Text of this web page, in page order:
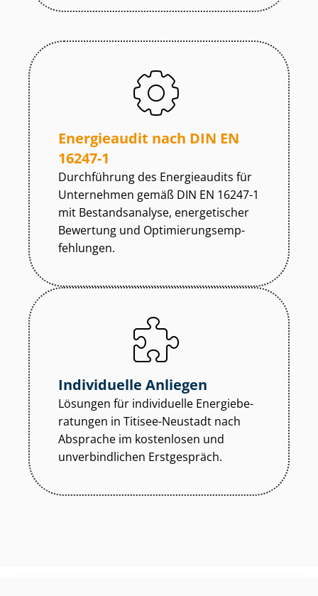
Energieaudit nach DIN EN
16247-1
Durchführung des Energieaudits für
Unternehmen gemäß DIN EN 16247-1
mit Bestandsanalyse, energetischer
Bewertung und Op­ti­mie­rungs­emp­
feh­lun­gen.
Individuelle Anliegen
Lösungen für individuelle En­er­gie­be­
ra­tun­gen in Titisee-Neustadt nach
Absprache im kostenlosen und
unverbindlichen Erstgespräch.